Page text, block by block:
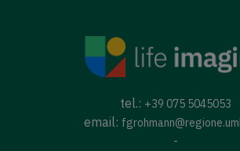
tel.: +39 075 5045053
email:
-